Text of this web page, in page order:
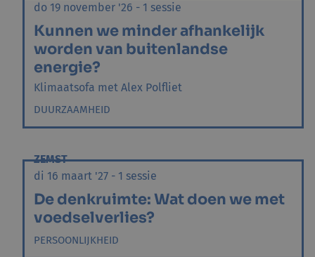
do 19 november '26 - 1 sessie
Kunnen we minder afhankelijk
worden van buitenlandse
energie?
Klimaatsofa met Alex Polfliet
DUURZAAMHEID
ZEMST
di 16 maart '27 - 1 sessie
De denkruimte: Wat doen we met
voedselverlies?
PERSOONLIJKHEID